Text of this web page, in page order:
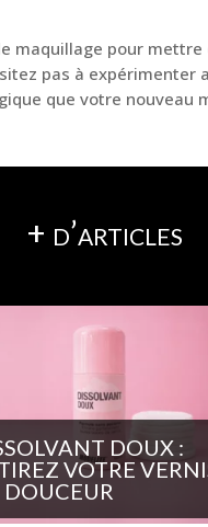
pour
pas à
que votre nouveau
+ d’articles
DOUX :
VOTRE
DOUCEUR